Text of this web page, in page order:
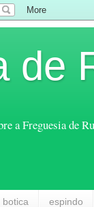
de
a Freguesia de
botica espindo